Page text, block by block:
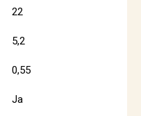
22
5,2
0,55
Ja